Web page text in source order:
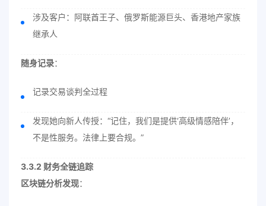
涉及客户：阿联酋王子、俄罗斯能源巨头、香港地产家族
继承人
随身记录：
记录交易谈判全过程
发现她向新人传授：“记住，我们是提供‘高级情感陪伴’，
不是性服务。法律上要合规。”
3.3.2 财务全链追踪
区块链分析发现：